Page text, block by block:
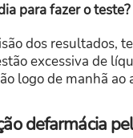
para fazer o teste?
dos resultados,
excessiva de
logo de manhã
defarmácia